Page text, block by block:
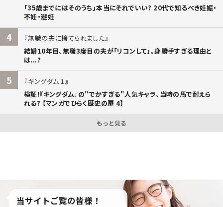
「35歳までにはそのうち」本当にそれでいい? 20代で知るべき妊娠・
不妊・避妊
4
無職の夫に捨てられました
結婚10年目、無職3度目の夫が「リコンして」。身勝手すぎる理由と
は...?
5
キングダム 1
検証!『キングダム』の"でかすぎる"人気キャラ、当時の馬で耐えら
れる? 【マンガでひらく歴史の扉 4】
もっと見る
当サイトご覧の皆様！